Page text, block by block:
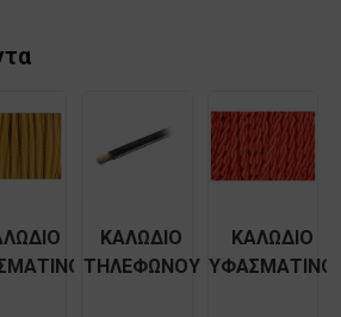
ΚΑΛΩΔΙΟ
ΤΗΛΕΦΩΝΟΥ
ΚΑΛΩΔΙΟ
ΥΦΑΣΜΑΤΙΝΟ